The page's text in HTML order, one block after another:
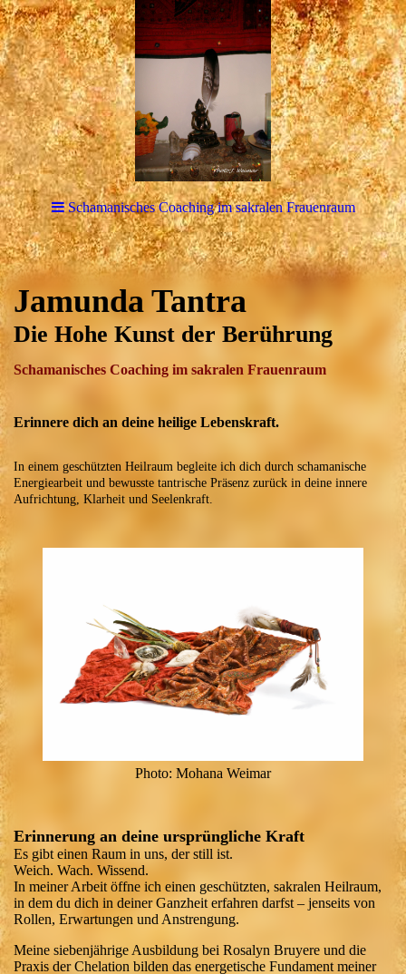
Schamanisches Coaching im sakralen Frauenraum
Jamunda Tantra
Die Hohe Kunst der Berührung
Schamanisches Coaching im sakralen Frauenraum
Erinnere dich an deine heilige Lebenskraft.
In einem geschützten Heilraum begleite ich dich durch schamanische
Energiearbeit und bewusste tantrische Präsenz zurück in deine innere
Aufrichtung, Klarheit und Seelenkraft.
Photo: Mohana Weimar
Erinnerung an deine ursprüngliche Kraft
Es gibt einen Raum in uns, der still ist.
Weich. Wach. Wissend.
In meiner Arbeit öffne ich einen geschützten, sakralen Heilraum,
in dem du dich in deiner Ganzheit erfahren darfst – jenseits von
Rollen, Erwartungen und Anstrengung.
Meine siebenjährige Ausbildung bei Rosalyn Bruyere und die
Praxis der Chelation bilden das energetische Fundament meiner